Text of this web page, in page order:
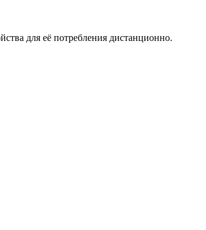
для её потребления дистанционно.